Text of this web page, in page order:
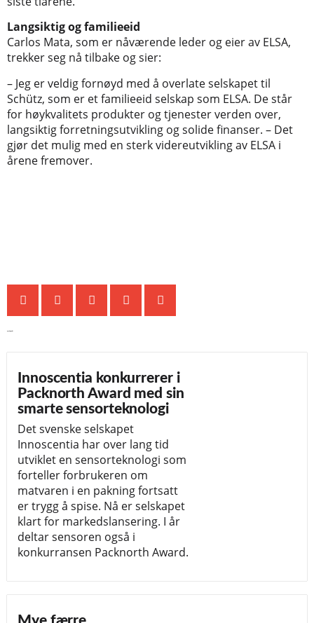
Langsiktig og familieeid
Carlos Mata, som er nåværende leder og eier av ELSA,
trekker seg nå tilbake og sier:
– Jeg er veldig fornøyd med å overlate selskapet til
Schütz, som er et familieeid selskap som ELSA. De står
for høykvalitets produkter og tjenester verden over,
langsiktig forretningsutvikling og solide finanser. – Det
gjør det mulig med en sterk videreutvikling av ELSA i
årene fremover.
Innoscentia konkurrerer i
Packnorth Award med sin
smarte sensorteknologi
Det svenske selskapet
Innoscentia har over lang tid
utviklet en sensorteknologi som
forteller forbrukeren om
matvaren i en pakning fortsatt
er trygg å spise. Nå er selskapet
klart for markedslansering. I år
deltar sensoren også i
konkurransen Packnorth Award.